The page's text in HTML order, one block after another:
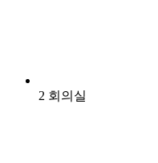
2 회의실